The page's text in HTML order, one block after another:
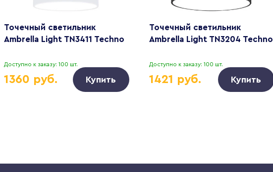
Точечный светильник
Ambrella Light TN3411 Techno
Доступно к заказу: 100 шт.
1360 руб. Купить
Точечный светильник
Ambrella Light TN3204 Techno
Доступно к заказу: 100 шт.
1421 руб. Купить